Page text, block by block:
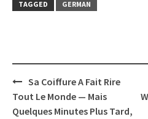
TAGGED
GERMAN
Post
navigation
Sa Coiffure A Fait Rire
Tout Le Monde — Mais
Quelques Minutes Plus Tard,